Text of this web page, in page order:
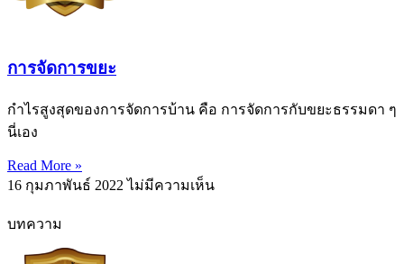
การจัดการขยะ
กำไรสูงสุดของการจัดการบ้าน คือ การจัดการกับขยะธรรมดา ๆ
นี่เอง
Read More »
16 กุมภาพันธ์ 2022ไม่มีความเห็น
บทความ